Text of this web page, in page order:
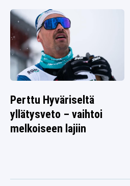
Perttu Hyväriseltä
yllätysveto – vaihtoi
melkoiseen lajiin